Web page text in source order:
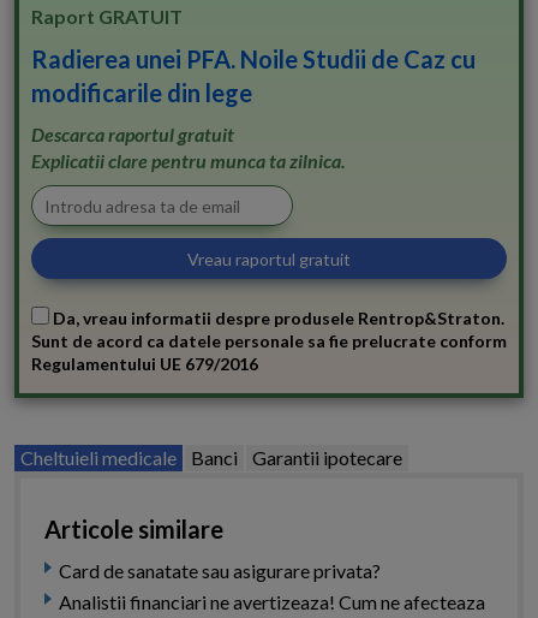
Raport GRATUIT
Radierea unei PFA. Noile Studii de Caz cu
modificarile din lege
Descarca raportul gratuit
Explicatii clare pentru munca ta zilnica.
Da, vreau informatii despre produsele Rentrop&Straton.
Sunt de acord ca datele personale sa fie prelucrate conform
Regulamentului UE 679/2016
Cheltuieli medicale Banci Garantii ipotecare
Articole similare
Card de sanatate sau asigurare privata?
Analistii financiari ne avertizeaza! Cum ne afecteaza